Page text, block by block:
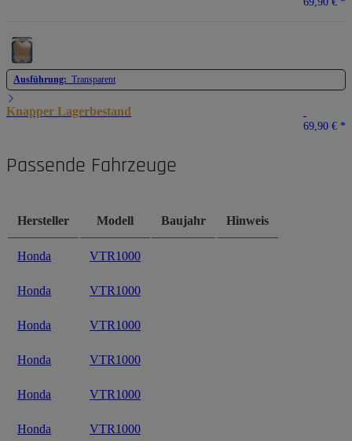
Ausführung: Transparent
Knapper Lagerbestand
69,90 € *
Passende Fahrzeuge
Hersteller Modell Baujahr Hinweis
Honda VTR1000
Honda VTR1000
Honda VTR1000
Honda VTR1000
Honda VTR1000
Honda VTR1000